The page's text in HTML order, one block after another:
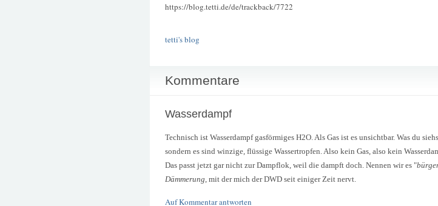
https://blog.tetti.de/de/trackback/7722
tetti's blog
Kommentare
Wasserdampf
Technisch ist Wasserdampf gasförmiges H2O. Als Gas ist es unsichtbar. Was du
sondern es sind winzige, flüssige Wassertropfen. Also kein Gas, also kein
Das passt jetzt gar nicht zur Dampflok, weil die dampft doch. Nennen wir es "
Dämmerung , mit der mich der DWD seit einiger Zeit nervt.
Auf Kommentar antworten